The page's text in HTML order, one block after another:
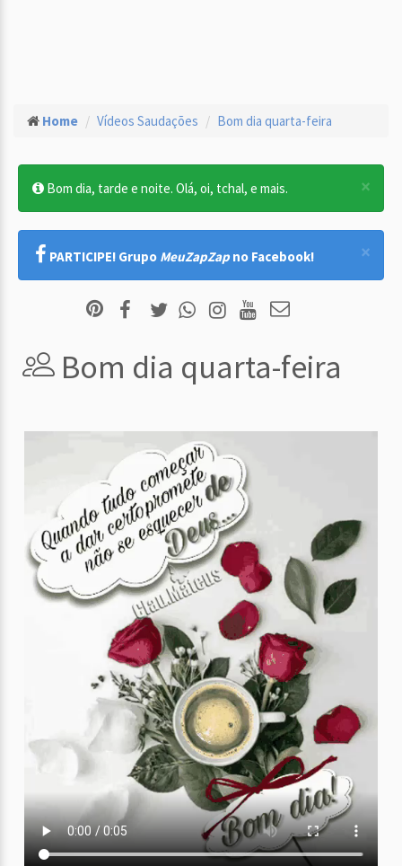
Home Vídeos Saudações Bom dia quarta-feira
×
Bom dia, tarde e noite. Olá, oi, tchal, e mais.
×
PARTICIPE! Grupo MeuZapZap no Facebook!
Bom dia quarta-feira